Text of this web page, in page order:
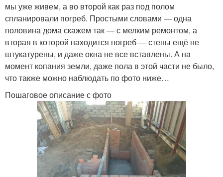
мы уже живем, а во второй как раз под полом
спланировали погреб. Простыми словами — одна
половина дома скажем так — с мелким ремонтом, а
вторая в которой находится погреб — стены ещё не
штукатурены, и даже окна не все вставлены. А на
момент копания земли, даже пола в этой части не было,
что также можно наблюдать по фото ниже…
Пошаговое описание с фото